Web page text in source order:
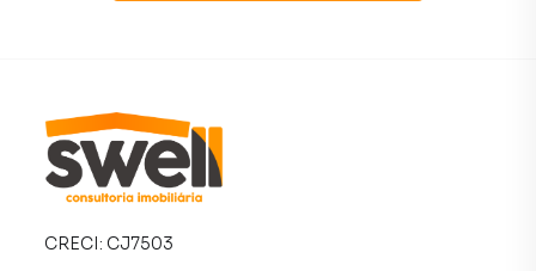
CRECI: CJ7503